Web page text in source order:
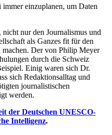
einzuplanen, um Daten
nur den Journalismus und
als Ganzes fit für den
Der von Philip Meyer
durch die Schweiz
Einig waren sich Dr.
sich Redaktionsalltag und
journalistischen
werden.
der Deutschen UNESCO-
Intelligenz.